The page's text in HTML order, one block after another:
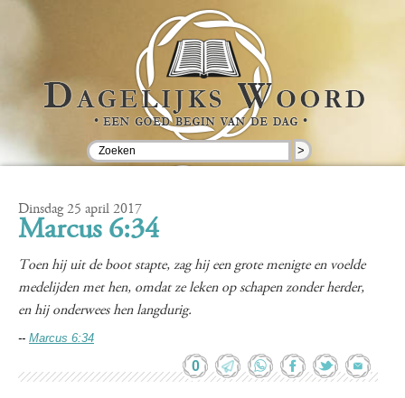
>
Dinsdag 25 april 2017
Marcus 6:34
Toen hij uit de boot stapte, zag hij een grote menigte en voelde
medelijden met hen, omdat ze leken op schapen zonder herder,
en hij onderwees hen langdurig.
-- Marcus 6:34
0